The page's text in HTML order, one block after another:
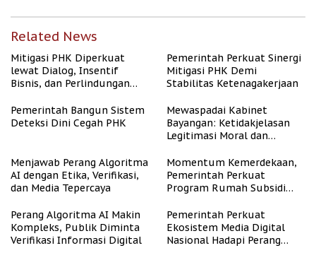
Related News
Mitigasi PHK Diperkuat
lewat Dialog, Insentif
Bisnis, dan Perlindungan
Pemerintah Perkuat Sinergi
Mitigasi PHK Demi
Stabilitas Ketenagakerjaan
Pemerintah Bangun Sistem
Deteksi Dini Cegah PHK
Mewaspadai Kabinet
Bayangan: Ketidakjelasan
Legitimasi Moral dan
Menjawab Perang Algoritma
AI dengan Etika, Verifikasi,
dan Media Tepercaya
Momentum Kemerdekaan,
Pemerintah Perkuat
Program Rumah Subsidi
Berpenghasilan Rendah
Perang Algoritma AI Makin
Kompleks, Publik Diminta
Verifikasi Informasi Digital
Pemerintah Perkuat
Ekosistem Media Digital
Nasional Hadapi Perang